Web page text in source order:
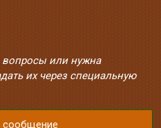
или нужна
их через специальную
сообщение